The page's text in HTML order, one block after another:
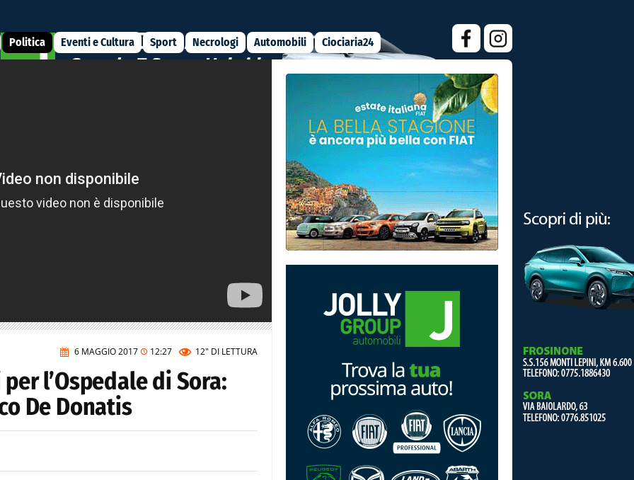
Politica Eventi e Cultura Sport Necrologi Automobili Ciociaria24
6 MAGGIO 2017 12:27 12" DI LETTURA
l’Ospedale di Sora:
De Donatis